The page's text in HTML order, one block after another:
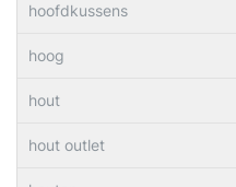
hoofdkussens
hoog
hout
hout outlet